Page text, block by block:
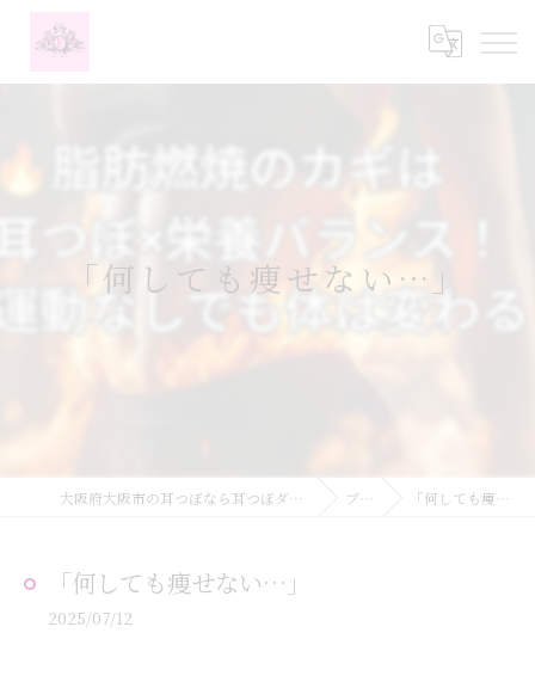
「何しても痩せない…」
大阪府大阪市の耳つぼなら耳つぼダイエットサロンふーみん ブログ 「何しても痩せない…」
「何しても痩せない…」
2025/07/12